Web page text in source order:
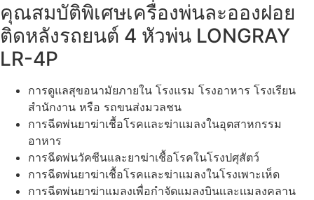
คุณสมบัติพิเศษเครื่องพ่นละอองฝอย
ติดหลังรถยนต์ 4 หัวพ่น LONGRAY
LR-4P
การดูแลสุขอนามัยภายใน โรงแรม โรงอาหาร โรงเรียน
สำนักงาน หรือ รถขนส่งมวลชน
การฉีดพ่นยาฆ่าเชื้อโรคและฆ่าแมลงในอุตสาหกรรม
อาหาร
การฉีดพ่นวัคซีนและยาฆ่าเชื้อโรคในโรงปศุสัตว์
การฉีดพ่นยาฆ่าเชื้อโรคและฆ่าแมลงในโรงเพาะเห็ด
การฉีดพ่นยาฆ่าแมลงเพื่อกำจัดแมลงบินเเละเเมลงคลาน